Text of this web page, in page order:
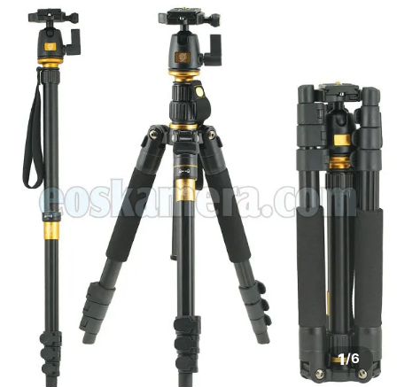
1/6